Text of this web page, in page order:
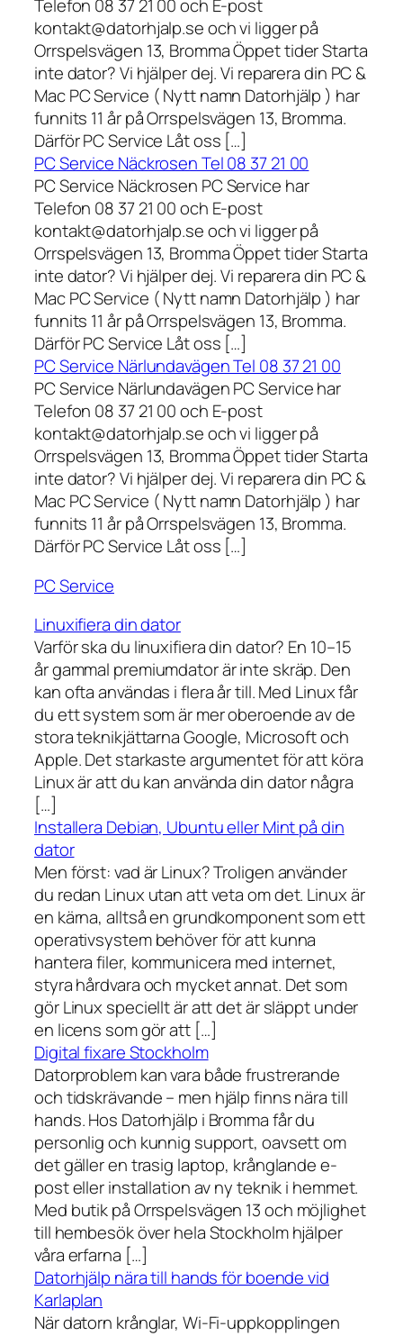
Telefon 08 37 21 00 och E-post
kontakt@datorhjalp.se och vi ligger på
Orrspelsvägen 13, Bromma Öppet tider Starta
inte dator? Vi hjälper dej. Vi reparera din PC &
Mac PC Service ( Nytt namn Datorhjälp ) har
funnits 11 år på Orrspelsvägen 13, Bromma.
Därför PC Service Låt oss […]
PC Service Näckrosen Tel 08 37 21 00
PC Service Näckrosen PC Service har
Telefon 08 37 21 00 och E-post
kontakt@datorhjalp.se och vi ligger på
Orrspelsvägen 13, Bromma Öppet tider Starta
inte dator? Vi hjälper dej. Vi reparera din PC &
Mac PC Service ( Nytt namn Datorhjälp ) har
funnits 11 år på Orrspelsvägen 13, Bromma.
Därför PC Service Låt oss […]
PC Service Närlundavägen Tel 08 37 21 00
PC Service Närlundavägen PC Service har
Telefon 08 37 21 00 och E-post
kontakt@datorhjalp.se och vi ligger på
Orrspelsvägen 13, Bromma Öppet tider Starta
inte dator? Vi hjälper dej. Vi reparera din PC &
Mac PC Service ( Nytt namn Datorhjälp ) har
funnits 11 år på Orrspelsvägen 13, Bromma.
Därför PC Service Låt oss […]
PC Service
Linuxifiera din dator
Varför ska du linuxifiera din dator? En 10–15
år gammal premiumdator är inte skräp. Den
kan ofta användas i flera år till. Med Linux får
du ett system som är mer oberoende av de
stora teknikjättarna Google, Microsoft och
Apple. Det starkaste argumentet för att köra
Linux är att du kan använda din dator några
[…]
Installera Debian, Ubuntu eller Mint på din
dator
Men först: vad är Linux? Troligen använder
du redan Linux utan att veta om det. Linux är
en kärna, alltså en grundkomponent som ett
operativsystem behöver för att kunna
hantera filer, kommunicera med internet,
styra hårdvara och mycket annat. Det som
gör Linux speciellt är att det är släppt under
en licens som gör att […]
Digital fixare Stockholm
Datorproblem kan vara både frustrerande
och tidskrävande – men hjälp finns nära till
hands. Hos Datorhjälp i Bromma får du
personlig och kunnig support, oavsett om
det gäller en trasig laptop, krånglande e-
post eller installation av ny teknik i hemmet.
Med butik på Orrspelsvägen 13 och möjlighet
till hembesök över hela Stockholm hjälper
våra erfarna […]
Datorhjälp nära till hands för boende vid
Karlaplan
När datorn krånglar, Wi-Fi-uppkopplingen